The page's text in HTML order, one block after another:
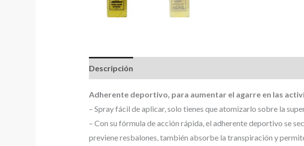
Descripción
Adherente deportivo, para aumentar el agarre en las
– Spray fácil de aplicar, solo tienes que atomizarlo sobre la
– Con su fórmula de acción rápida, el adherente deportivo se
previene resbalones, también absorbe la transpiración y